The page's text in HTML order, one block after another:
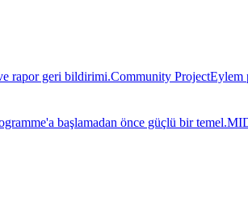
rapor geri bildirimi.Community ProjectEylem
başlamadan önce güçlü bir temel.